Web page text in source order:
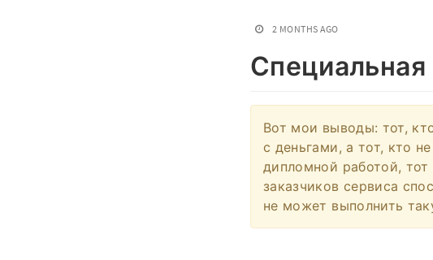
2 MONTHS AGO
Специальная
Вот мои выводы: тот,
с деньгами, а тот, кто
дипломной работой,
заказчиков сервиса
не может выполнить